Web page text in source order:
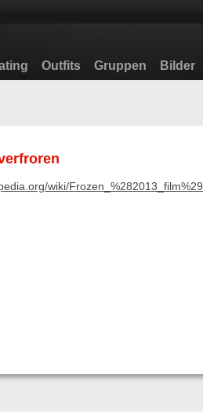
Outfits Gruppen Bilder
wiki/Frozen_%282013_film%29